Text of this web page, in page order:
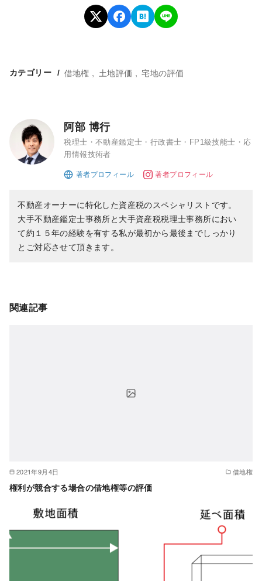
カテゴリー 借地権 土地評価 宅地の評価
阿部 博行
税理士・不動産鑑定士・行政書士・FP1級技能士・応
用情報技術者
不動産オーナーに特化した資産税のスペシャリストです。
大手不動産鑑定士事務所と大手資産税税理士事務所におい
て約１５年の経験を有する私が最初から最後までしっかり
とご対応させて頂きます。
関連記事
2021年9月4日
借地権
権利が競合する場合の借地権等の評価